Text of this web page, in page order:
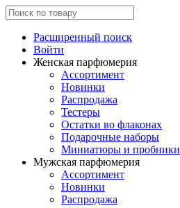
Расширенный поиск
Войти
Женская парфюмерия
Ассортимент
Новинки
Распродажа
Тестеры
Остатки во флаконах
Подарочные наборы
Миниатюры и пробники
Мужская парфюмерия
Ассортимент
Новинки
Распродажа